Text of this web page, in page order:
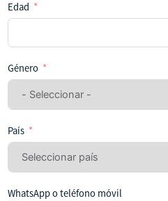
Edad
Género
País
WhatsApp o teléfono móvil